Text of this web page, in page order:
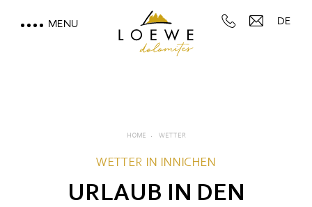
LOEWE DOLOMITES
MOUNTAIN SPA & WELLNESS
MENU DE
HOME WETTER
WETTER IN INNICHEN
URLAUB IN DEN